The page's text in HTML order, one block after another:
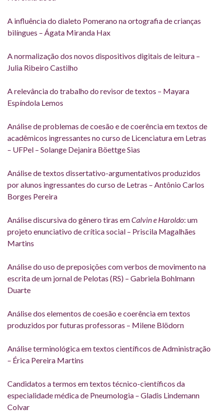
A influência do dialeto Pomerano na ortografia de crianças
bilíngues – Ágata Miranda Hax
A normalização dos novos dispositivos digitais de leitura –
Julia Ribeiro Castilho
A relevância do trabalho do revisor de textos – Mayara
Espíndola Lemos
Análise de problemas de coesão e de coerência em textos de
acadêmicos ingressantes no curso de Licenciatura em Letras
– UFPel – Solange Dejanira Böettge Sias
Análise de textos dissertativo-argumentativos produzidos
por alunos ingressantes do curso de Letras – Antônio Carlos
Borges Pereira
Análise discursiva do gênero tiras emCalvin e Haroldo: um
projeto enunciativo de crítica social – Priscila Magalhães
Martins
Análise do uso de preposições com verbos de movimento na
escrita de um jornal de Pelotas (RS) – Gabriela Bohlmann
Duarte
Análise dos elementos de coesão e coerência em textos
produzidos por futuras professoras – Milene Blödorn
Análise terminológica em textos científicos de Administração
– Érica Pereira Martins
Candidatos a termos em textos técnico-científicos da
especialidade médica de Pneumologia – Gladis Lindemann
Colvar